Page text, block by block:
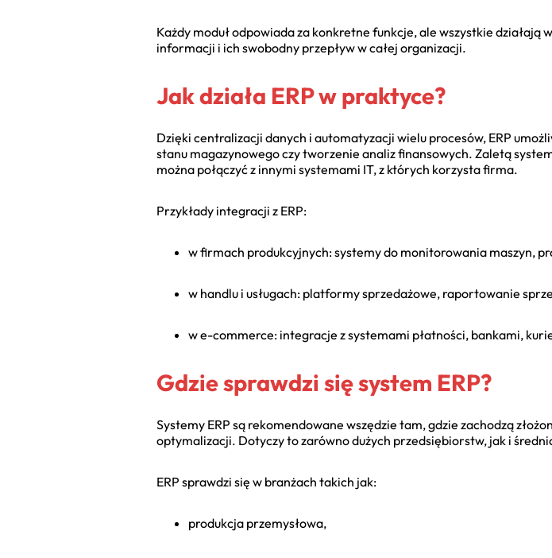
Każdy moduł odpowiada za konkretne funkcje, ale wszystkie
informacji i ich swobodny przepływ w całej organizacji.
Jak działa ERP w praktyce?
Dzięki centralizacji danych i automatyzacji wielu procesów, ERP
stanu magazynowego czy tworzenie analiz finansowych. Zaletą
można połączyć z innymi systemami IT, z których korzysta firma.
Przykłady integracji z ERP:
w firmach produkcyjnych: systemy do monitorowania maszyn,
w handlu i usługach: platformy sprzedażowe, raportowanie
w e-commerce: integracje z systemami płatności, bankami,
Gdzie sprawdzi się system ERP?
Systemy ERP są rekomendowane wszędzie tam, gdzie zachodzą
optymalizacji. Dotyczy to zarówno dużych przedsiębiorstw, jak i
ERP sprawdzi się w branżach takich jak:
produkcja przemysłowa,